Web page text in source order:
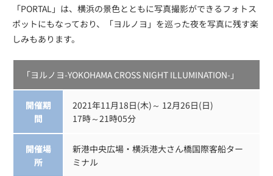
「PORTAL」は、横浜の景色とともに写真撮影ができるフォトス
ポットにもなっており、「ヨルノヨ」を巡った夜を写真に残す楽
しみもあります。
「ヨルノヨ-YOKOHAMA CROSS NIGHT ILLUMINATION-」
開催期
間
2021年11月18日(木)～ 12月26日(日)
17時～21時05分
開催場
所
新港中央広場・横浜港大さん橋国際客船ター
ミナル